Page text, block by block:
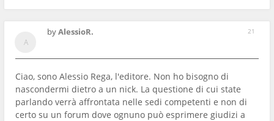
21
byAlessioR.
Ciao, sono Alessio Rega, l'editore. Non ho bisogno di
nascondermi dietro a un nick. La questione di cui state
parlando verrà affrontata nelle sedi competenti e non di
certo su un forum dove ognuno può esprimere giudizi a